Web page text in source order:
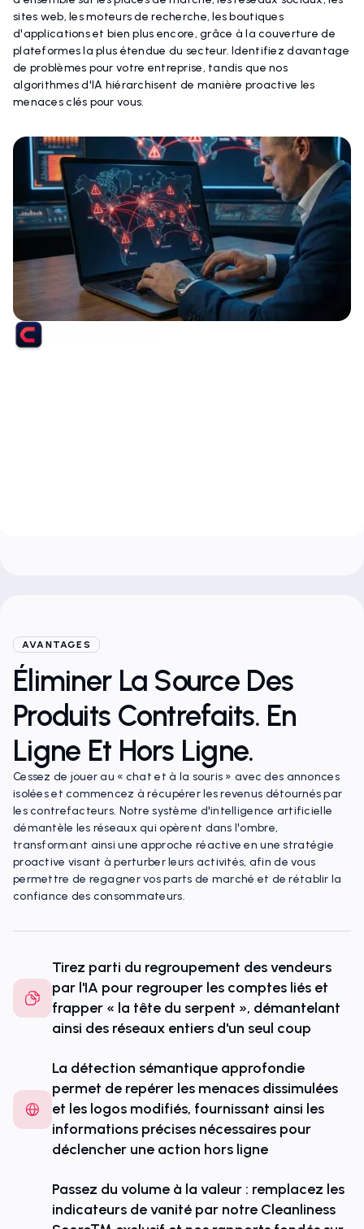
sites web, les moteurs de recherche, les boutiques
d'applications et bien plus encore, grâce à la couverture de
plateformes la plus étendue du secteur. Identifiez davantage
de problèmes pour votre entreprise, tandis que nos
algorithmes d'IA hiérarchisent de manière proactive les
menaces clés pour vous.
Des Menaces
AVANTAGES
Éliminer La Source Des
Produits Contrefaits. En
Ligne Et Hors Ligne.
Cessez de jouer au « chat et à la souris » avec des annonces
isolées et commencez à récupérer les revenus détournés par
les contrefacteurs. Notre système d'intelligence artificielle
démantèle les réseaux qui opèrent dans l'ombre,
transformant ainsi une approche réactive en une stratégie
proactive visant à perturber leurs activités, afin de vous
permettre de regagner vos parts de marché et de rétablir la
confiance des consommateurs.
Tirez parti du regroupement des vendeurs
par l'IA pour regrouper les comptes liés et
frapper « la tête du serpent », démantelant
ainsi des réseaux entiers d'un seul coup
La détection sémantique approfondie
permet de repérer les menaces dissimulées
et les logos modifiés, fournissant ainsi les
informations précises nécessaires pour
déclencher une action hors ligne
Passez du volume à la valeur : remplacez les
indicateurs de vanité par notre Cleanliness